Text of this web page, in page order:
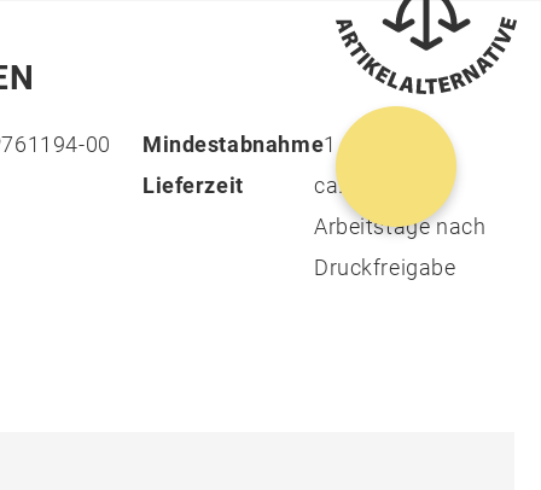
00
Mindestabnahme1
Lieferzeit
ca. 13 - 15
Arbeitstage nach
Druckfreigabe